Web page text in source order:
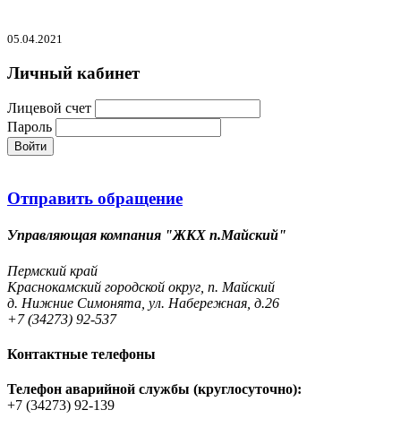
05.04.2021
Личный кабинет
Лицевой счет
Пароль
Войти
Отправить обращение
Управляющая компания "ЖКХ п.Майский"
Пермский край
Краснокамский городской округ, п. Майский
д. Нижние Симонята, ул. Набережная, д.26
+7 (34273) 92-537
Контактные телефоны
Телефон аварийной службы (круглосуточно):
+7 (34273) 92-139